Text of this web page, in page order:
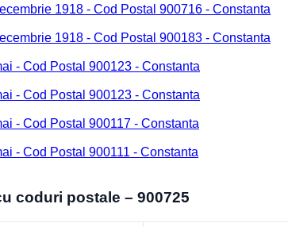
1918 - Cod Postal 900716 - Constanta
1918 - Cod Postal 900183 - Constanta
- Cod Postal 900123 - Constanta
- Cod Postal 900123 - Constanta
- Cod Postal 900117 - Constanta
- Cod Postal 900111 - Constanta
coduri postale – 900725